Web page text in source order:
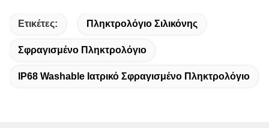
Ετικέτες: Πληκτρολόγιο Σιλικόνης
Σφραγισμένο Πληκτρολόγιο
IP68 Washable Ιατρικό Σφραγισμένο Πληκτρολόγιο